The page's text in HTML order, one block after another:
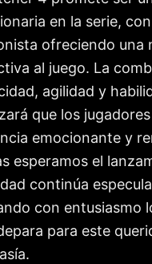
en la serie,
ofreciendo una
al juego. La
agilidad y
que los
emocionante y
esperamos el
continúa
con entusiasmo
para este